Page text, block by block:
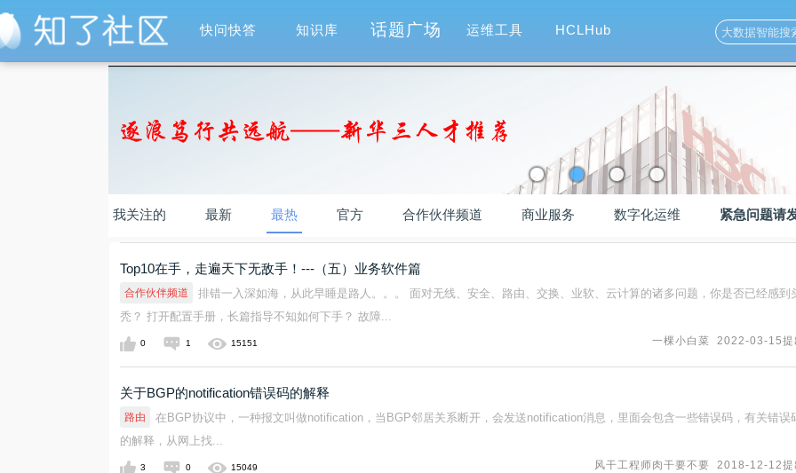
快问快答 知识库 话题广场 运维工具 HCLHub
我关注的 最新 最热 官方 合作伙伴频道 商业服务 数字化运维 紧急问题请
Top10在手，走遍天下无敌手！---（五）业务软件篇
合作伙伴频道
排错一入深如海，从此早睡是路人。。。 面对无线、安全、路由、交换、业软、云计算的诸多问题，你是否已经感到
秃？ 打开配置手册，长篇指导不知如何下手？ 故障...
0 1 15151 一棵小白菜 2022-03-15提
关于BGP的notification错误码的解释
路由
在BGP协议中，一种报文叫做notification，当BGP邻居关系断开，会发送notification消息，里面会包含一些错误码，有关错误
的解释，从网上找...
3 0 15049 风干工程师肉干要不要 2018-12-12提